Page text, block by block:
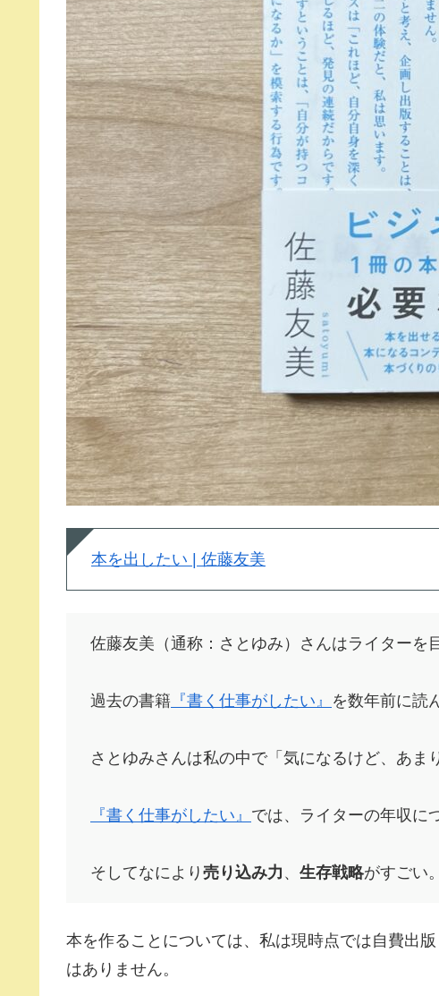
本を出したい | 佐藤友美
佐藤友美（通称：さとゆみ）さんはライターを
過去の書籍 『書く仕事がしたい』 を数年前に読
さとゆみさんは私の中で「気になるけど、あま
『書く仕事がしたい』 では、ライターの年収に
そしてなにより 売り込み力 、 生存戦略がすごい
本を作ることについては、私は現時点では自費出
はありません。